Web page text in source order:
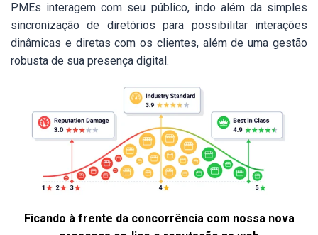
PMEs interagem com seu público, indo além da simples
sincronização de diretórios para possibilitar interações
dinâmicas e diretas com os clientes, além de uma gestão
robusta de sua presença digital.
Ficando à frente da concorrência com nossa nova